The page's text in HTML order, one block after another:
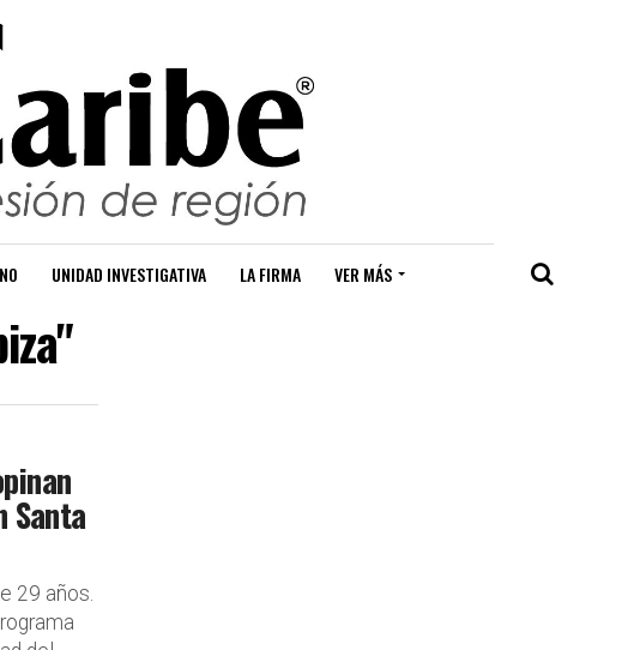
UNIDAD INVESTIGATIVA LA FIRMA VER MÁS
Santa
29 años.